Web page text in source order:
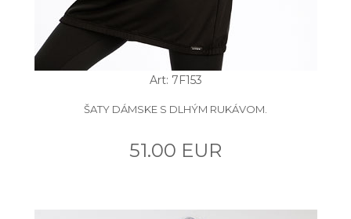
Art: 7F153
ŠATY DÁMSKE S DLHÝM RUKÁVOM.
51.00 EUR